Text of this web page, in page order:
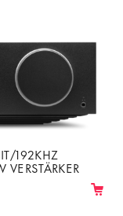
192KHZ
VERSTÄRKER